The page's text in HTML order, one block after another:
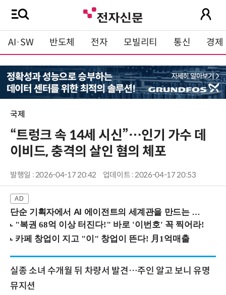
AI·SW 반도체 전자 모빌리티 통신 경제
국제
“트렁크 속 14세 시신”…인기 가수 데
이비드, 충격의 살인 혐의 체포
발행일 : 2026-04-17 20:42 업데이트 : 2026-04-17 20:53
단순 기획자에서 AI 에이전트의 세계관을 만드는 지식 설계자로.. (8/20 강남역)
실종 소녀 수개월 뒤 차량서 발견…주인 알고 보니 유명
뮤지션